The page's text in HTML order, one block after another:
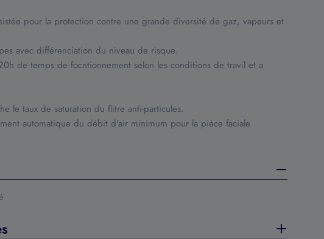
pour la protection contre une grande diversité de gaz, vapeurs et
avec différenciation du niveau de risque.
de temps de focntionnement selon les conditions de travil et a
le taux de saturation du flitre anti-particules.
automatique du débit d'air minimum pour la pièce faciale